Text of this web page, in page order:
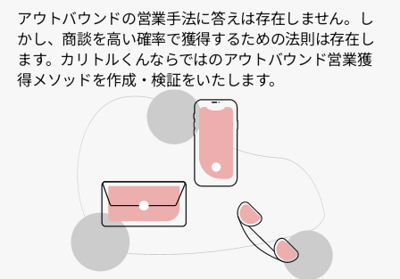
アウトバウンドの営業手法に答えは存在しません。し
かし、商談を高い確率で獲得するための法則は存在し
ます。カリトルくんならではのアウトバウンド営業獲
得メソッドを作成・検証をいたします。